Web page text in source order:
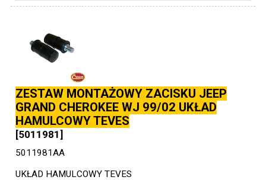
ZESTAW MONTAŻOWY ZACISKU JEEP
GRAND CHEROKEE WJ 99/02 UKŁAD
HAMULCOWY TEVES
[5011981]
5011981AA
UKŁAD HAMULCOWY TEVES